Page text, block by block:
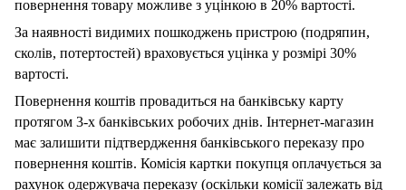
повернення товару можливе з уцінкою в 20% вартості.
За наявності видимих ​​пошкоджень пристрою (подряпин,
сколів, потертостей) враховується уцінка у розмірі 30%
вартості.
Повернення коштів провадиться на банківську карту
протягом 3-х банківських робочих днів. Інтернет-магазин
має залишити підтвердження банківського переказу про
повернення коштів. Комісія картки покупця оплачується за
рахунок одержувача переказу (оскільки комісії залежать від